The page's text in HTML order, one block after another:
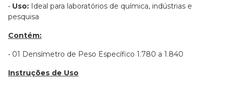
• Uso: Ideal para laboratórios de química, indústrias e
pesquisa
Contém:
• 01 Densímetro de Peso Específico 1.780 a 1.840
Instruções de Uso